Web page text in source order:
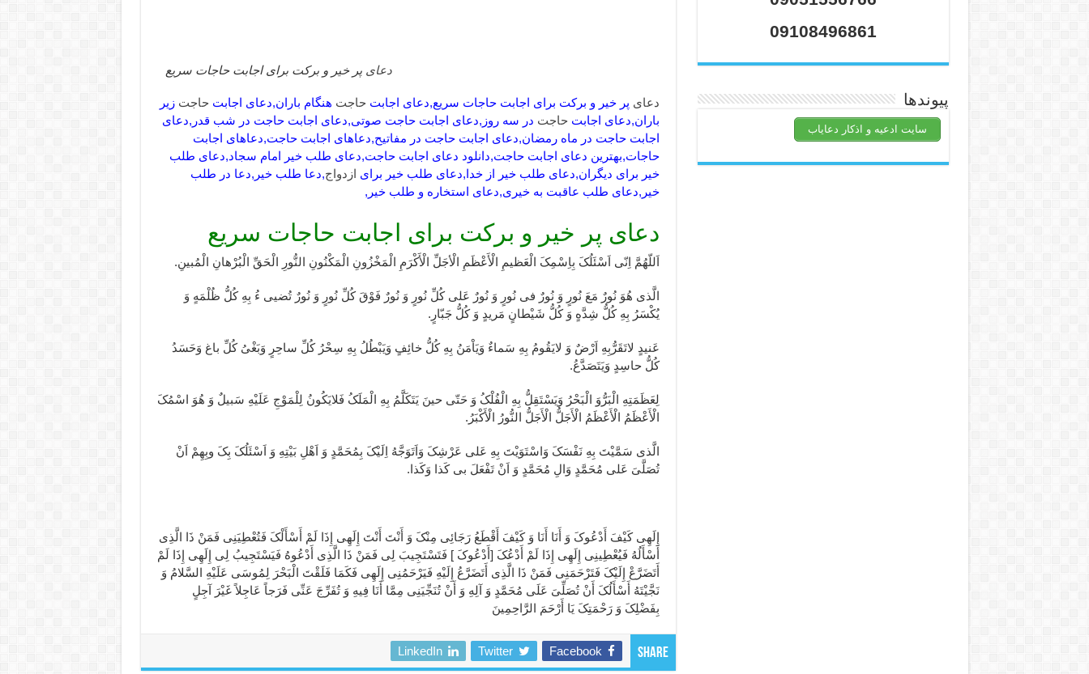
دعای پر خیر و برکت برای اجابت حاجات سریع
دعای پر خیر و برکت برای اجابت حاجات سریع,دعای اجابت حاجت هنگام باران,دعای اجابت حاجت زیر
باران,دعای اجابت حاجت در سه روز,دعای اجابت حاجت صوتی,دعای اجابت حاجت در شب قدر,دعای
اجابت حاجت در ماه رمضان,دعای اجابت حاجت در مفاتیح,دعاهای اجابت حاجت,دعاهای اجابت
حاجات,بهترین دعای اجابت حاجت,دانلود دعای اجابت حاجت,دعای طلب خیر امام سجاد,دعای طلب
خیر برای دیگران,دعای طلب خیر از خدا,دعای طلب خیر برای ازدواج,دعا طلب خیر,دعا در طلب
خیر,دعای طلب عاقبت به خیری,دعای استخاره و طلب خیر,
دعای پر خیر و برکت برای اجابت حاجات سریع
اَللّهُمَّ اِنّی اَسْئَلُکَ بِاِسْمِکَ الْعَظیمِ الْأَعْظَمِ الْأجَلِّ الْأَکْرَمِ الْمَخْزُونِ الْمَکْنُونِ النُّورِ الْحَقِّ الْبُرْهانِ الْمُبینِ.
الَّذی هُوَ نُورٌ مَعَ نُورٍ وَ نُورٌ فی نُورٍ وَ نُورٌ عَلی کُلِّ نُورٍ وَ نُورٌ فَوْقَ کُلِّ نُورٍ وَ نُورٌ تُضیی ءُ بِهِ کُلُّ ظُلْمَهٍ وَ
یُکْسَرُ بِهِ کُلُّ شِدَّهٍ وَ کُلُّ شَیْطانٍ مَریدٍ وَ کُلُّ جَبّارٍ.
عَنیدٍ لاتَقَرُّبِهِ اَرْضٌ وَ لایَقُومُ بِهِ سَماءٌ وَیَاْمَنُ بِهِ کُلُّ خائِفٍ وَیَبْطُلُ بِهِ سِحْرُ کُلِّ ساحِرٍ وَبَغْیُ کُلِّ باغ وَحَسَدُ
کُلُّ حاسِدٍ وَیَتَصَدَّعُ.
لِعَظَمَتِهِ الْبَرُّوَ الْبَحْرُ وَیَسْتَقِلُّ بِهِ الْفُلْکُ وَ حَتّی حینَ یَتَکَلَّمُ بِهِ الْمَلَکُ فَلایَکُونُ لِلْمَوْجِ عَلَیْهِ سَبیلٌ وَ هُوَ اسْمُکَ
الْأَعْظَمُ الْأَعْظَمُ الْأَجَلُّ الْأَجَلُّ النُّورُ الْأَکْبَرُ.
الَّذی سَمَّیْتَ بِهِ نَفْسَکَ وَاسْتَوَیْتَ بِهِ عَلی عَرْشِکَ وَاَتَوَجَّهُ اِلَیْکَ بِمُحَمَّدٍ وَ اَهْلِ بَیْتِهِ وَ اَسْئَلُکَ بِکَ وبِهِمْ اَنْ
تُصَلَّیَ عَلی مُحَمَّدٍ وَالِ مُحَمَّدٍ وَ اَنْ تَفْعَلَ بی کَذا وَکَذا.
إِلَهِی کَیْفَ أَدْعُوکَ وَ أَنَا أَنَا وَ کَیْفَ أَقْطَعُ رَجَائِی مِنْکَ وَ أَنْتَ أَنْتَ إِلَهِی إِذَا لَمْ أَسْأَلْکَ فَتُعْطِیَنِی فَمَنْ ذَا الَّذِی
أَسْأَلُهُ فَیُعْطِینِی إِلَهِی إِذَا لَمْ أَدْعُکَ [أَدْعُوکَ ] فَتَسْتَجِیبَ لِی فَمَنْ ذَا الَّذِی أَدْعُوهُ فَیَسْتَجِیبُ لِی إِلَهِی إِذَا لَمْ
أَتَضَرَّعْ إِلَیْکَ فَتَرْحَمَنِی فَمَنْ ذَا الَّذِی أَتَضَرَّعُ إِلَیْهِ فَیَرْحَمُنِی إِلَهِی فَکَمَا فَلَقْتَ الْبَحْرَ لِمُوسَى عَلَیْهِ السَّلامُ وَ
نَجَّیْتَهُ أَسْأَلُکَ أَنْ تُصَلِّیَ عَلَى مُحَمَّدٍ وَ آلِهِ وَ أَنْ تُنَجِّیَنِی مِمَّا أَنَا فِیهِ وَ تُفَرِّجَ عَنِّی فَرَجاً عَاجِلاً غَیْرَ آجِلٍ
بِفَضْلِکَ وَ رَحْمَتِکَ یَا أَرْحَمَ الرَّاحِمِینَ
Share
Facebook
Twitter
LinkedIn
09108496861
پیوندها
سایت ادعیه و اذکار دعایاب